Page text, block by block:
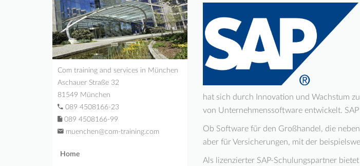
hat sich durch Innovation und Wachstum
von Unternehmenssoftware entwickelt.
Ob Software für den Großhandel, die
aber für Versicherungen, mit der
Als lizenzierter SAP-Schulungspartner
Com training and services in München
Aschauer Straße 32
81549 München
089 4508166-23
089 4508166-99
muenchen@com-training.com
Home